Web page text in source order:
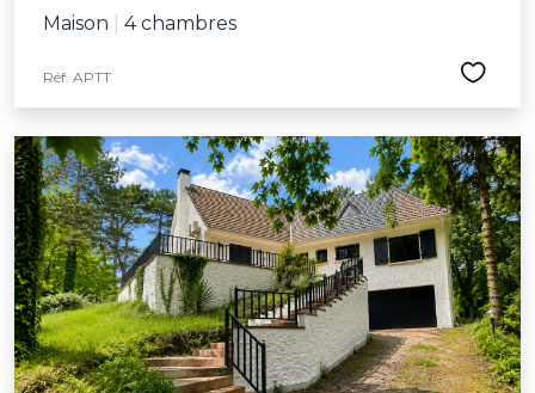
Maison 4 chambres
Réf. APTT